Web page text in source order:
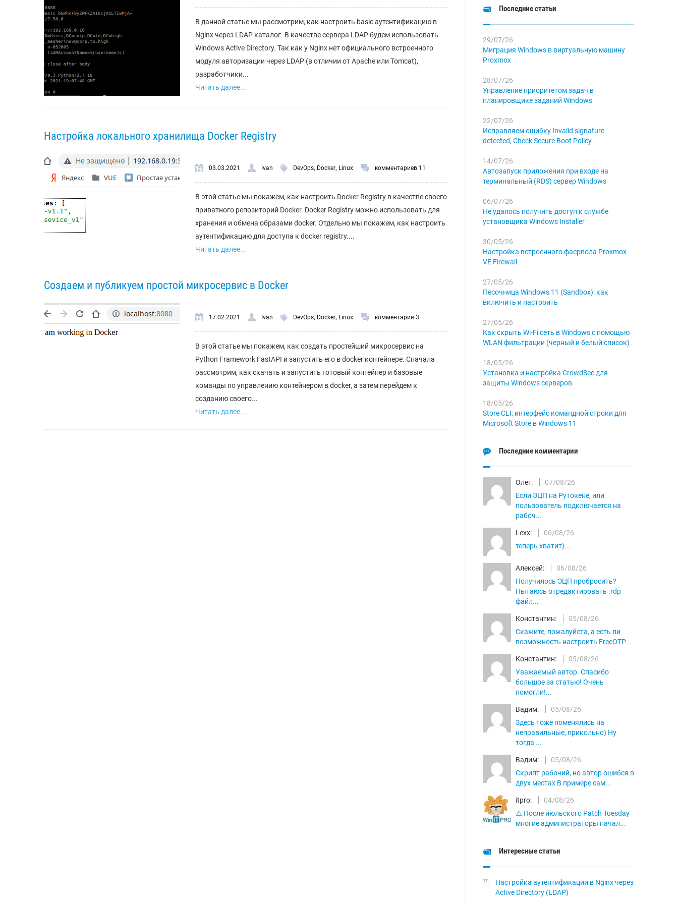
В данной статье мы рассмотрим, как настроить basic аутентификацию в
Nginx через LDAP каталог. В качестве сервера LDAP будем использовать
Windows Active Directory. Так как у Nginx нет официального встроенного
модуля авторизации через LDAP (в отличии от Apache или Tomcat),
разработчики...
Читать далее...
Настройка локального хранилища Docker Registry
03.03.2021 Ivan DevOps, Docker, Linux комментариев 11
В этой статье мы покажем, как настроить Docker Registry в качестве своего
приватного репозиторий Docker. Docker Registry можно использовать для
хранения и обмена образами docker. Отдельно мы покажем, как настроить
аутентификацию для доступа к docker registry....
Читать далее...
Создаем и публикуем простой микросервис в Docker
17.02.2021 Ivan DevOps, Docker, Linux комментария 3
В этой статье мы покажем, как создать простейший микросервис на
Python Framework FastAPI и запустить его в docker контейнере. Сначала
рассмотрим, как скачать и запустить готовый контейнер и базовые
команды по управлению контейнером в docker, а затем перейдем к
созданию своего...
Читать далее...
Последние статьи
29/07/26
Миграция Windows в виртуальную машину
Proxmox
28/07/26
Управление приоритетом задач в
планировщике заданий Windows
22/07/26
Исправляем ошибку Invalid signature
detected, Check Secure Boot Policy
14/07/26
Автозапуск приложения при входе на
терминальный (RDS) сервер Windows
06/07/26
Не удалось получить доступ к службе
установщика Windows Installer
30/05/26
Настройка встроенного фаервола Proxmox
VE Firewall
27/05/26
Песочница Windows 11 (Sandbox): как
включить и настроить
27/05/26
Как скрыть Wi-Fi сеть в Windows с помощью
WLAN фильтрации (черный и белый список)
18/05/26
Установка и настройка CrowdSec для
защиты Windows серверов
18/05/26
Store CLI: интерфейс командной строки для
Microsoft Store в Windows 11
Последние комментарии
Олег:
07/08/26
Если ЭЦП на Рутокене, или
пользователь подключается на
рабоч...
Lexx:
06/08/26
теперь хватит)...
Алексей:
06/08/26
Получилось ЭЦП пробросить?
Пытаюсь отредактировать .rdp
файл...
Константин:
05/08/26
Скажите, пожалуйста, а есть ли
возможность настроить FreeOTP...
Константин:
05/08/26
Уважаемый автор. Спасибо
большое за статью! Очень
помогли!...
Вадим:
05/08/26
Здесь тоже поменялись на
неправильные, прикольно) Ну
тогда ...
Вадим:
05/08/26
Скрипт рабочий, но автор ошибся в
двух местах В примере сам...
itpro:
04/08/26
⚠️ После июльского Patch Tuesday
многие администраторы начал...
Интересные статьи
Настройка аутентификации в Nginx через
Active Directory (LDAP)